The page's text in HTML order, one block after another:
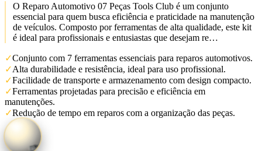
O Reparo Automotivo 07 Peças Tools Club é um conjunto
essencial para quem busca eficiência e praticidade na manutenção
de veículos. Composto por ferramentas de alta qualidade, este kit
é ideal para profissionais e entusiastas que desejam re…
✓Conjunto com 7 ferramentas essenciais para reparos automotivos.
✓Alta durabilidade e resistência, ideal para uso profissional.
✓Facilidade de transporte e armazenamento com design compacto.
✓Ferramentas projetadas para precisão e eficiência em
manutenções.
✓Redução de tempo em reparos com a organização das peças.